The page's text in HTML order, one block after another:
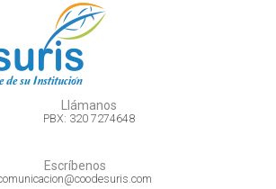
Llámanos
PBX: 320 7274648
Escríbenos